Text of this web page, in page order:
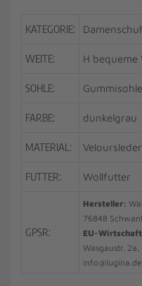
KATEGORIE:
WEITE: H bequeme
SOHLE: Gummisohle
FARBE: dunkelgrau
MATERIAL: Veloursleder
FUTTER: Wollfutter
GPSR:
Hersteller:
76848
EU-
Wasgaustr.
info@lugina.de